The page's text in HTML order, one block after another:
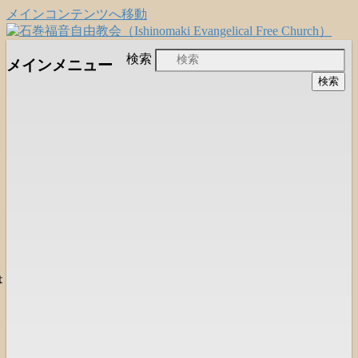
メインコンテンツへ移動
石巻福音自由教会
（Ishinomaki Evangelical Free
日本福音自由教会の有志による「石巻宣
教支援会」によって支えられる新しい
検索
メインメニュー